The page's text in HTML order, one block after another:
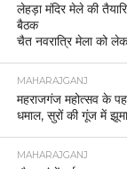
लेहड़ा मंदिर मेले की
बैठक
चैत नवरात्रि मेला को
MAHARAJGANJ
महराजगंज महोत्सव के
धमाल, सुरों की गूंज में
MAHARAJGANJ